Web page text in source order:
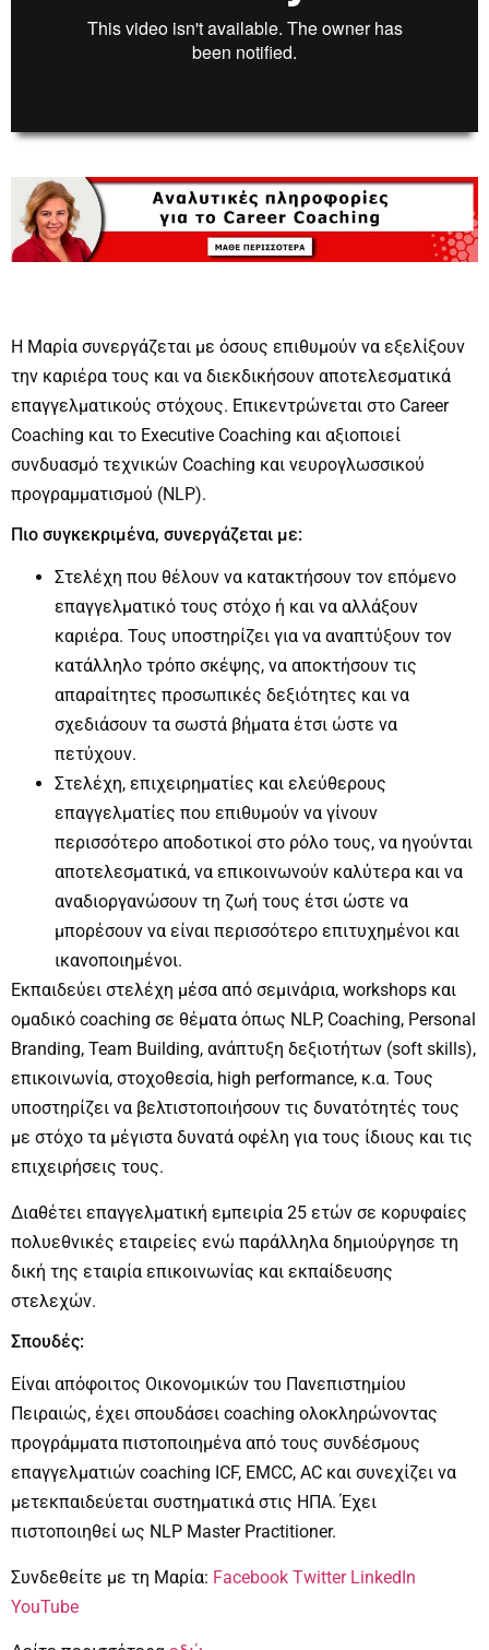
Η Μαρία συνεργάζεται με όσους επιθυμούν να εξελίξουν
την καριέρα τους και να διεκδικήσουν αποτελεσματικά
επαγγελματικούς στόχους. Επικεντρώνεται στο Career
Coaching και το Executive Coaching και αξιοποιεί
συνδυασμό τεχνικών Coaching και νευρογλωσσικού
προγραμματισμού (NLP).
Πιο συγκεκριμένα, συνεργάζεται με:
Στελέχη που θέλουν να κατακτήσουν τον επόμενο
επαγγελματικό τους στόχο ή και να αλλάξουν
καριέρα. Τους υποστηρίζει για να αναπτύξουν τον
κατάλληλο τρόπο σκέψης, να αποκτήσουν τις
απαραίτητες προσωπικές δεξιότητες και να
σχεδιάσουν τα σωστά βήματα έτσι ώστε να
πετύχουν.
Στελέχη, επιχειρηματίες και ελεύθερους
επαγγελματίες που επιθυμούν να γίνουν
περισσότερο αποδοτικοί στο ρόλο τους, να ηγούνται
αποτελεσματικά, να επικοινωνούν καλύτερα και να
αναδιοργανώσουν τη ζωή τους έτσι ώστε να
μπορέσουν να είναι περισσότερο επιτυχημένοι και
ικανοποιημένοι.
Εκπαιδεύει στελέχη μέσα από σεμινάρια, workshops και
ομαδικό coaching σε θέματα όπως NLP, Coaching, Personal
Branding, Team Building, ανάπτυξη δεξιοτήτων (soft skills),
επικοινωνία, στοχοθεσία, high performance, κ.α. Τους
υποστηρίζει να βελτιστοποιήσουν τις δυνατότητές τους
με στόχο τα μέγιστα δυνατά οφέλη για τους ίδιους και τις
επιχειρήσεις τους.
Διαθέτει επαγγελματική εμπειρία 25 ετών σε κορυφαίες
πολυεθνικές εταιρείες ενώ παράλληλα δημιούργησε τη
δική της εταιρία επικοινωνίας και εκπαίδευσης
στελεχών.
Σπουδές:
Είναι απόφοιτος Οικονομικών του Πανεπιστημίου
Πειραιώς, έχει σπουδάσει coaching ολοκληρώνοντας
προγράμματα πιστοποιημένα από τους συνδέσμους
επαγγελματιών coaching ICF, EMCC, AC και συνεχίζει να
μετεκπαιδεύεται συστηματικά στις ΗΠΑ. Έχει
πιστοποιηθεί ως NLP Master Practitioner.
Συνδεθείτε με τη Μαρία: Facebook Twitter LinkedIn
YouTube